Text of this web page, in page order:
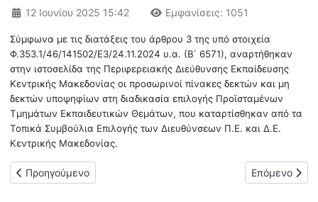
Λεπτομέρειες
12 Ιουνίου 2025 15:42 Εμφανίσεις: 1051
Σύμφωνα με τις διατάξεις του άρθρου 3 της υπό στοιχεία
Φ.353.1/46/141502/Ε3/24.11.2024 υ.α. (Β΄ 6571), αναρτήθηκαν
στην ιστοσελίδα της Περιφερειακής Διεύθυνσης Εκπαίδευσης
Κεντρικής Μακεδονίας οι προσωρινοί πίνακες δεκτών και μη
δεκτών υποψηφίων στη διαδικασία επιλογής Προϊσταμένων
Τμημάτων Εκπαιδευτικών Θεμάτων, που καταρτίσθηκαν από τα
Τοπικά Συμβούλια Επιλογής των Διευθύνσεων Π.Ε. και Δ.Ε.
Κεντρικής Μακεδονίας.
Προηγούμενο άρθρο: Τοποθέτηση εκπαιδευτικών με διετή
Προηγούμενο Επόμενο
Επόμενο